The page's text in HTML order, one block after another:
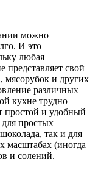
можно
И это
любая
представляет свой
мясорубок и других
различных
кухне трудно
простой и удобный
простых
так и для
масштабах (иногда
и солений.